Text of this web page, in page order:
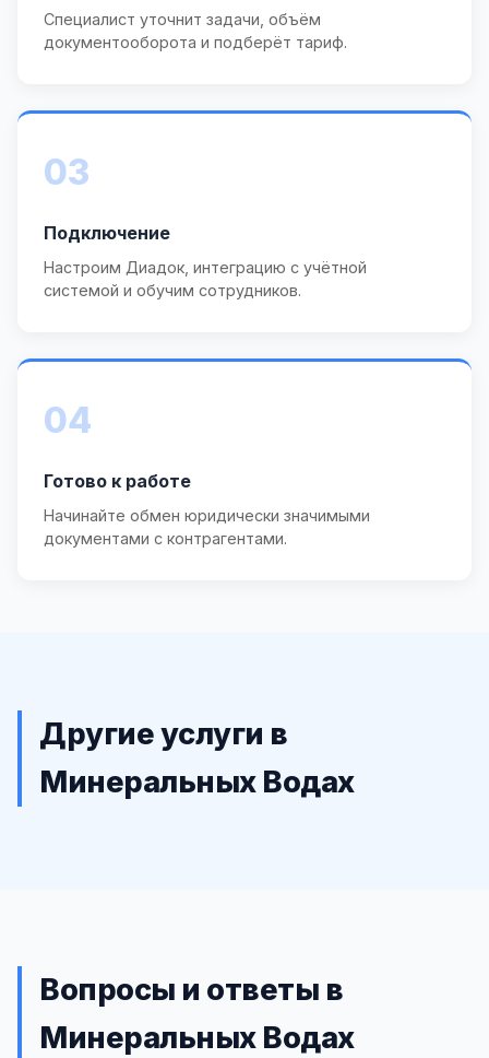
Специалист уточнит задачи, объём
документооборота и подберёт тариф.
03
Подключение
Настроим Диадок, интеграцию с учётной
системой и обучим сотрудников.
04
Готово к работе
Начинайте обмен юридически значимыми
документами с контрагентами.
Другие услуги в
Минеральных Водах
Вопросы и ответы в
Минеральных Водах